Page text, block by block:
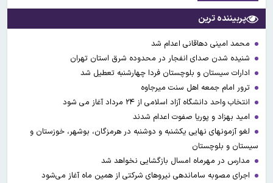
پربیننده ترین
محمد امینی دهاقانی اعدام شد
شنیده شدن صدای انفجار در محدوده شرق استان تهران
ادارات سیستان و بلوچستان فردا چهارشنبه تعطیل شد
ترور امام جمعه اهل سنت میرجاوه
انتخاب واحد دانشگاه آزاد اسلامی از ۲۴ مرداد آغاز می شود
امید بهزاد و پوریا صفوت اعدام شدند
لغو آزمونهای نهایی یکشنبه و دوشنبه در هرمزگان، بوشهر، خوزستان و
سیستان و بلوچستان
مدارس در مهرماه امسال بازگشایی نخواهد شد
اجرای مصوبه ساماندهی نیرو‌های شرکتی از همین ماه آغاز می‌شود